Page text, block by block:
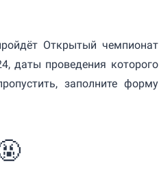
Открытый чемпионат
даты проведения которого
заполните форму